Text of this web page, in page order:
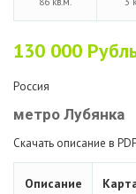
130 000
Россия
метро Лубянка
Скачать описание в
Описание